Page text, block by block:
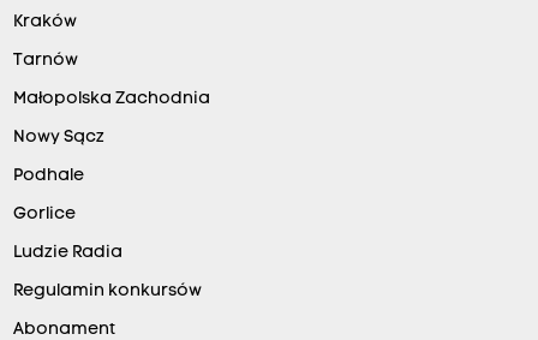
Kraków
Tarnów
Małopolska Zachodnia
Nowy Sącz
Podhale
Gorlice
Ludzie Radia
Regulamin konkursów
Abonament